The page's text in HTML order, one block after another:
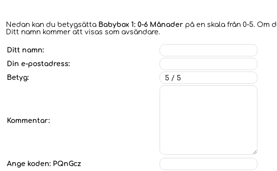
Nedan kan du betygsätta Babybox 1: 0-6 Månader på en skala från 0-5. Om
Ditt namn kommer att visas som avsändare.
Ditt namn:
Din e-postadress:
Betyg:
Kommentar:
Ange koden: PQnGcz